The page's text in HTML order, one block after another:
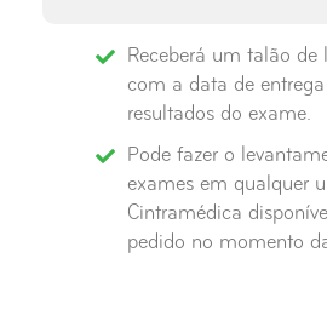
Receberá um talão de
com a data de
resultados do exame.
Pode fazer o
exames em qualquer
Cintramédica
pedido no momento